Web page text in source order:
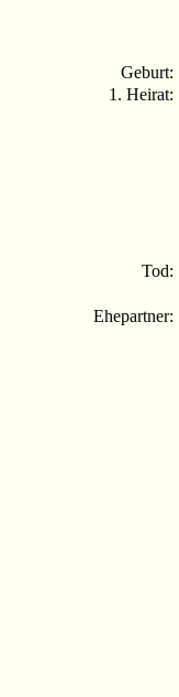
Geburt:
1. Heirat:
Tod:
Ehepartner: